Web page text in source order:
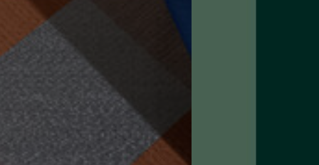
Installation
Vedlikehold
Samarbeid med designere
Stories
FAQ